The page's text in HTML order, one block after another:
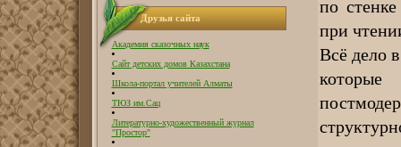
Друзья сайта
Академия сказочных наук
Сайт детских домов Казахстана
Школа-портал учителей Алматы
ТЮЗ им.Сац
Литературно-художественный журнал
"Простор"
по
при
Всё дело